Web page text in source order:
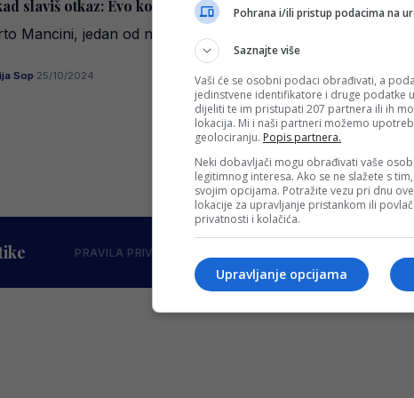
slaviš otkaz: Evo koliko će još Saudijci vremena plaćati
Mancini, jedan od najpoznatijih svjetskih trenera, jučer
Sop·25/10/2024
PRAVILA PRIVATNOSTI
Pohrana i/ili pristup podacima na
Saznajte više
Vaši će se osobni podaci obrađivati, a
jedinstvene identifikatore i druge podatke
dijeliti te im pristupati 207 partnera ili ih
lokacija. Mi i naši partneri možemo
geolociranju. Popis partnera.
Neki dobavljači mogu obrađivati vaše
legitimnog interesa. Ako se ne slažete s
svojim opcijama. Potražite vezu pri dnu
lokacije za upravljanje pristankom ili
privatnosti i kolačića.
Upravljanje opcijama